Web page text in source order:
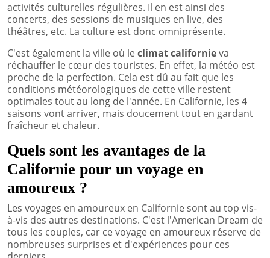
activités culturelles régulières. Il en est ainsi des
concerts, des sessions de musiques en live, des
théâtres, etc. La culture est donc omniprésente.
C'est également la ville où leclimat californieva
réchauffer le cœur des touristes. En effet, la météo est
proche de la perfection. Cela est dû au fait que les
conditions météorologiques de cette ville restent
optimales tout au long de l'année. En Californie, les 4
saisons vont arriver, mais doucement tout en gardant
fraîcheur et chaleur.
Quels sont les avantages de la
Californie pour un voyage en
amoureux ?
Les voyages en amoureux en Californie sont au top vis-
à-vis des autres destinations. C'est l'American Dream de
tous les couples, car ce voyage en amoureux réserve de
nombreuses surprises et d'expériences pour ces